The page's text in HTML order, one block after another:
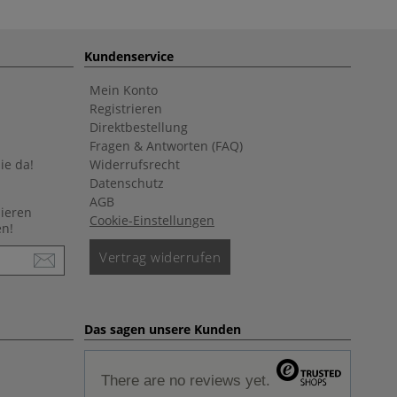
da!
Kundenservice
Mein Konto
Registrieren
Direktbestellung
Fragen & Antworten (FAQ)
Widerrufsrecht
Datenschutz
AGB
Cookie-Einstellungen
Vertrag widerrufen
Das sagen unsere Kunden
There are no reviews yet.